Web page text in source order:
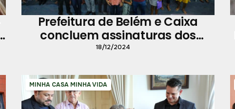
Prefeitura de Belém e Caixa
concluem assinaturas dos
contratos do "Viver Outeiro" e
18/12/2024
MINHA CASA MINHA VIDA